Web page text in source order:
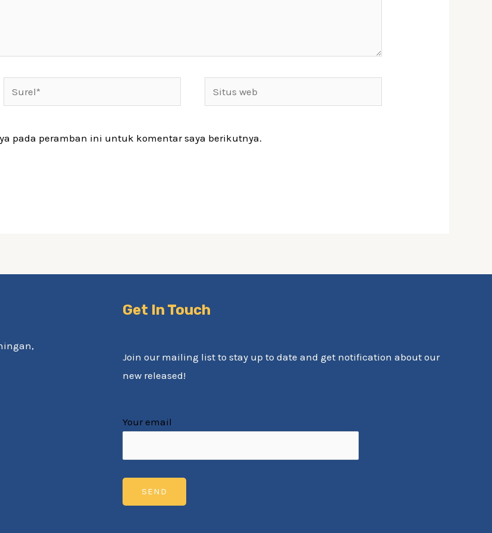
Situs
web
pada peramban ini untuk komentar saya berikutnya.
Get In Touch
Join our mailing list to stay up to date and get notification about our
new released!
Your email